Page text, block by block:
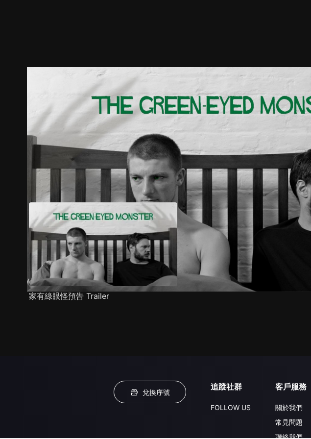
推薦影片 劇情介紹
家有綠眼怪預告 Trailer
兌換序號
追蹤社群
FOLLOW US
客戶服務
關於我們
常見問題
聯絡我們